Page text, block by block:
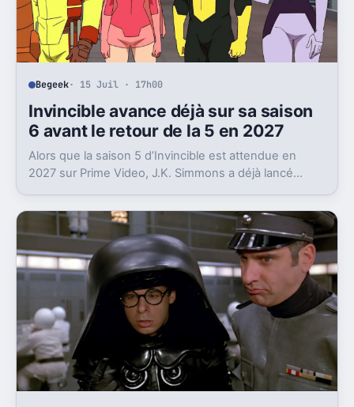
Begeek· 15 Juil · 17h00
Invincible avance déjà sur sa saison
6 avant le retour de la 5 en 2027
Alors que la saison 5 d’Invincible est attendue en
2027 sur Prime Video, J.K. Simmons a déjà lancé